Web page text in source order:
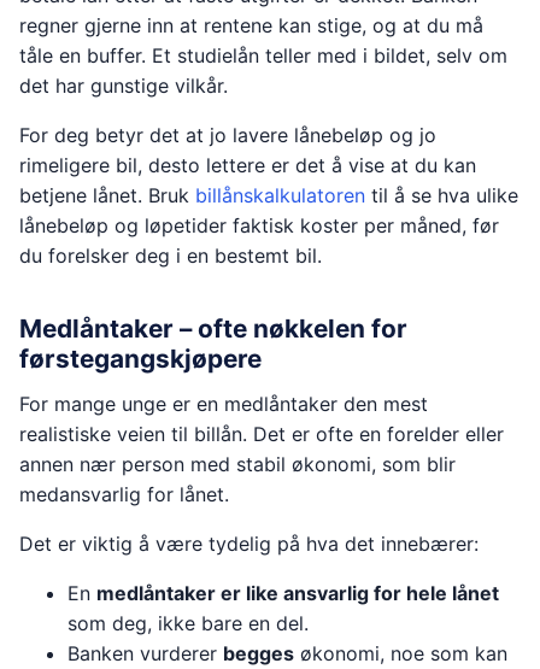
regner gjerne inn at rentene kan stige, og at du må
tåle en buffer. Et studielån teller med i bildet, selv om
det har gunstige vilkår.
For deg betyr det at jo lavere lånebeløp og jo
rimeligere bil, desto lettere er det å vise at du kan
betjene lånet. Bruk billånskalkulatoren til å se hva ulike
lånebeløp og løpetider faktisk koster per måned, før
du forelsker deg i en bestemt bil.
Medlåntaker – ofte nøkkelen for
førstegangskjøpere
For mange unge er en medlåntaker den mest
realistiske veien til billån. Det er ofte en forelder eller
annen nær person med stabil økonomi, som blir
medansvarlig for lånet.
Det er viktig å være tydelig på hva det innebærer:
En medlåntaker er like ansvarlig for hele lånet
som deg, ikke bare en del.
Banken vurderer begges økonomi, noe som kan